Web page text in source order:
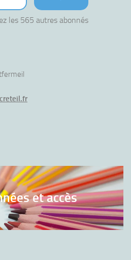
les 565 autres abonnés
et accès